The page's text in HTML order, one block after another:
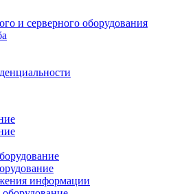
и серверного оборудования
информации